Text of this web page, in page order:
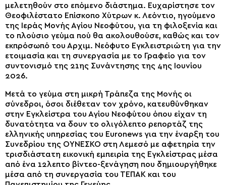
μελετηθούν στο επόμενο διάστημα. Ευχαρίστησε τον
Θεοφιλέστατο Επίσκοπο Χύτρων κ. Λεόντιο, ηγούμενο
της Ιεράς Μονής Αγίου Νεοφύτου, για τη φιλοξενία και
το πλούσιο γεύμα πού θα ακολουθούσε, καθώς και τον
εκπρόσωπό του Αρχιμ. Νεόφυτο Εγκλειστριώτη για την
ετοιμασία και τη συνεργασία με το Γραφείο για τον
συντονισμό της 21ης Συνάντησης της 4ης Ιουνίου
2026.
Μετά το γεύμα στη μικρή Τράπεζα της Μονής οι
σύνεδροι, όσοι διέθεταν τον χρόνο, κατευθύνθηκαν
στην Εγκλείστρα του Αγίου Νεοφύτου όπου είχαν τη
δυνατότητα να δουν το ολιγόλεπτο ρεπορτάζ της
ελληνικής υπηρεσίας του Euronews για την έναρξη του
Συνεδρίου της ΟΥΝΕΣΚΟ στη Λεμεσό με αφετηρία την
τρισδιάστατη εικονική εμπειρία της Εγκλείστρας μέσα
από ένα 12λεπτο βίντεο-ξενάγηση που δημιουργήθηκε
μέσα από τη συνεργασία του ΤΕΠΑΚ και του